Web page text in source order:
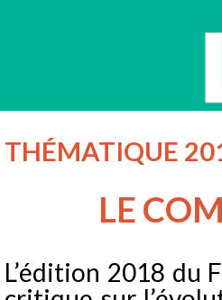
THÉMATIQUE
LE
L’édition 2018 du